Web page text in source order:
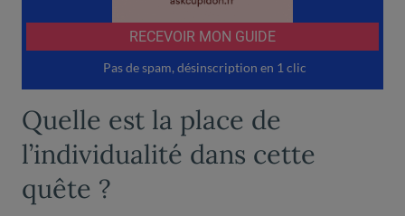
Quelle est la place de
l’individualité dans cette
quête ?